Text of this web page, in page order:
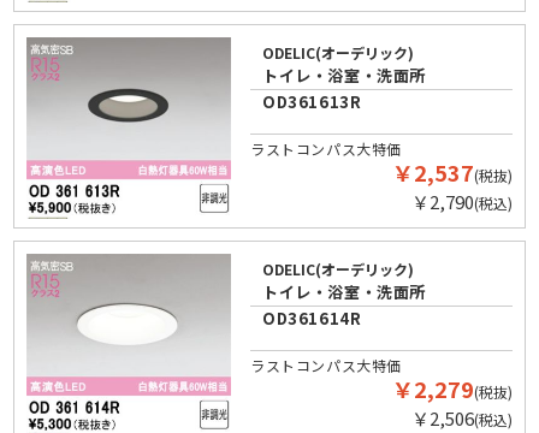
ODELIC(オーデリック)
トイレ・浴室・洗面所
OD361613R
ラストコンパス大特価
￥2,537(税抜)
￥2,790(税込)
ODELIC(オーデリック)
トイレ・浴室・洗面所
OD361614R
ラストコンパス大特価
￥2,279(税抜)
￥2,506(税込)